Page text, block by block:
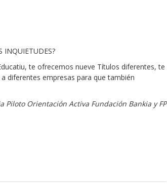
INQUIETUDES?
te ofrecemos nueve Títulos diferentes, te
diferentes empresas para que también
Orientación Activa Fundación Bankia y FP